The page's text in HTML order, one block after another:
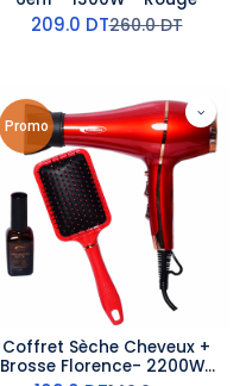
209.0 DT260.0DT
Promo
Coffret Sèche Cheveux +
Brosse Florence- 2200W-